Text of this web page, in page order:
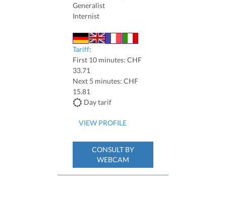
Generalist
Internist
Tariff:
First 10 minutes: CHF
33.71
Next 5 minutes: CHF
15.81
Day tarif
VIEW PROFILE
CONSULT BY
WEBCAM